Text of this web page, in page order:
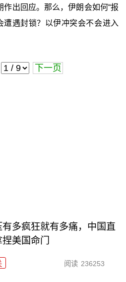
作出回应。那么，伊朗会如何“报
遭遇封锁？以伊冲突会不会进入
下一页
有多疯狂就有多痛，中国直
捏美国命门
阅读 236253